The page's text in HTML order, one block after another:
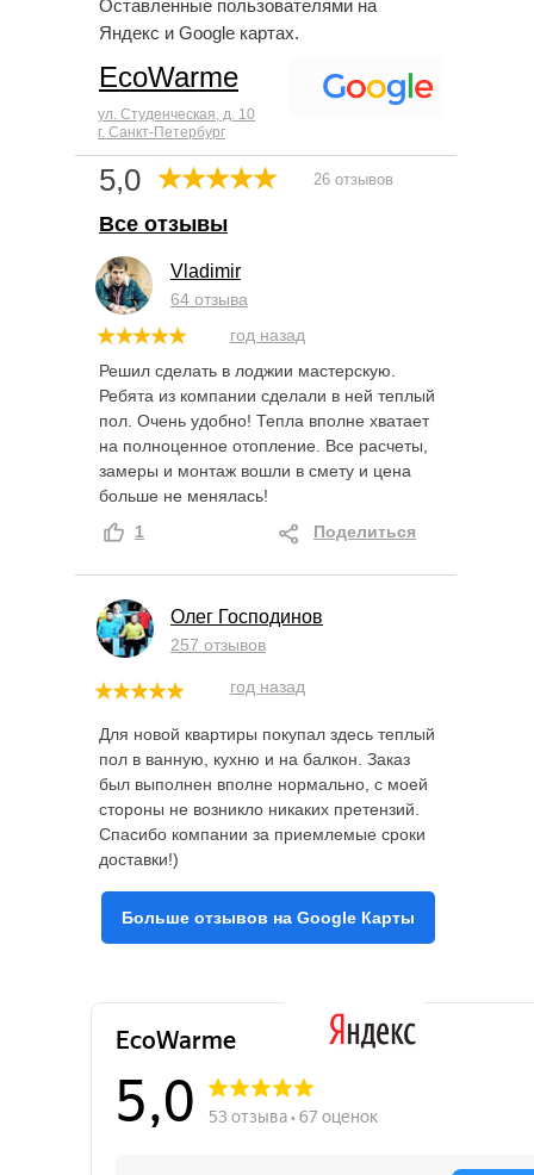
Оставленные пользователями на
Яндекс и Google картах.
5,0
ул. Студенческая, д. 10
г. Санкт-Петербург
EcoWarme
26 отзывов
Все отзывы
Vladimir
64 отзыва
год назад
Решил сделать в лоджии мастерскую.
Ребята из компании сделали в ней теплый
пол. Очень удобно! Тепла вполне хватает
на полноценное отопление. Все расчеты,
замеры и монтаж вошли в смету и цена
больше не менялась!
1
Поделиться
Олег Господинов
257 отзывов
год назад
Для новой квартиры покупал здесь теплый
пол в ванную, кухню и на балкон. Заказ
был выполнен вполне нормально, с моей
стороны не возникло никаких претензий.
Спасибо компании за приемлемые сроки
доставки!)
Больше отзывов на Google Карты